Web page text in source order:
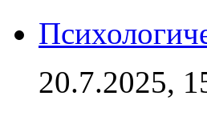
20.7.2025,